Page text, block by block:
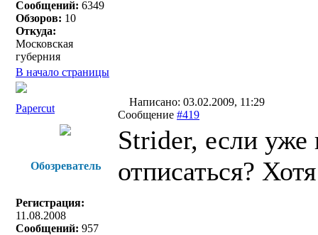
Сообщений: 6349
Обзоров: 10
Откуда:
Московская
губерния
В начало страницы
Papercut
Написано: 03.02.2009, 11:29
Сообщение #419
Обозреватель
Регистрация:
11.08.2008
Сообщений: 957
Strider, если уже
отписаться?